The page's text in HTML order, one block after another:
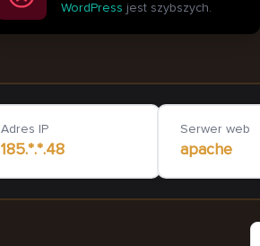
WordPress jest szybszych.
kazam24.pl artvr.pl 376ms
Adres IP
185.*.*.48
Serwer web
apache